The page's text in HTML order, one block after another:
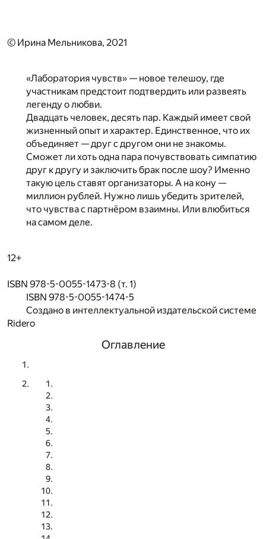
© Ирина Мельникова, 2021
«Лаборатория чувств» — новое телешоу, где
участникам предстоит подтвердить или развеять
легенду о любви.
Двадцать человек, десять пар. Каждый имеет свой
жизненный опыт и характер. Единственное, что их
объединяет — друг с другом они не знакомы.
Сможет ли хоть одна пара почувствовать симпатию
друг к другу и заключить брак после шоу? Именно
такую цель ставят организаторы. А на кону —
миллион рублей. Нужно лишь убедить зрителей,
что чувства с партнёром взаимны. Или влюбиться
на самом деле.
12+
ISBN 978-5-0055-1473-8 (т. 1)
ISBN 978-5-0055-1474-5
Создано в интеллектуальной издательской системе
Ridero
Оглавление